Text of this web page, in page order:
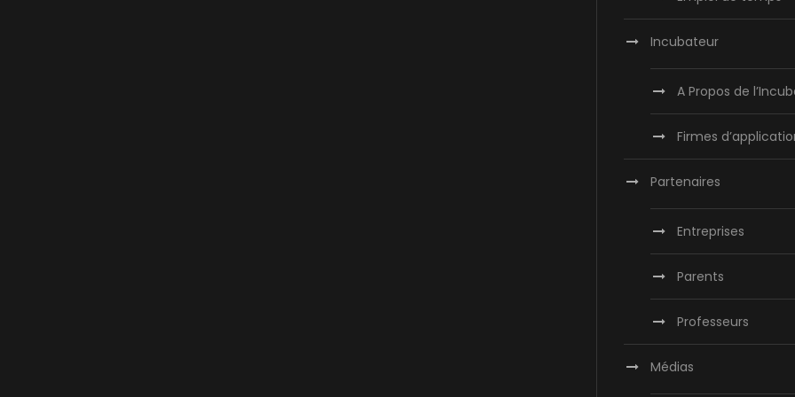
Incubateur
A Propos de
Firmes
Partenaires
Entreprises
Parents
Professeurs
Médias